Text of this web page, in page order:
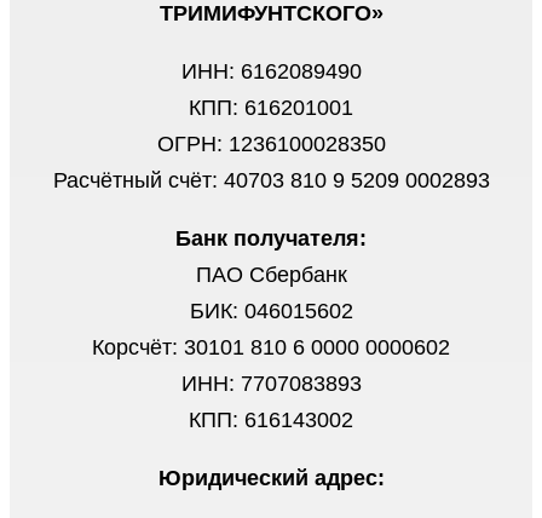
ТРИМИФУНТСКОГО»
ИНН: 6162089490
КПП: 616201001
ОГРН: 1236100028350
Расчётный счёт: 40703 810 9 5209 0002893
Банк получателя:
ПАО Сбербанк
БИК: 046015602
Корсчёт: 30101 810 6 0000 0000602
ИНН: 7707083893
КПП: 616143002
Юридический адрес: